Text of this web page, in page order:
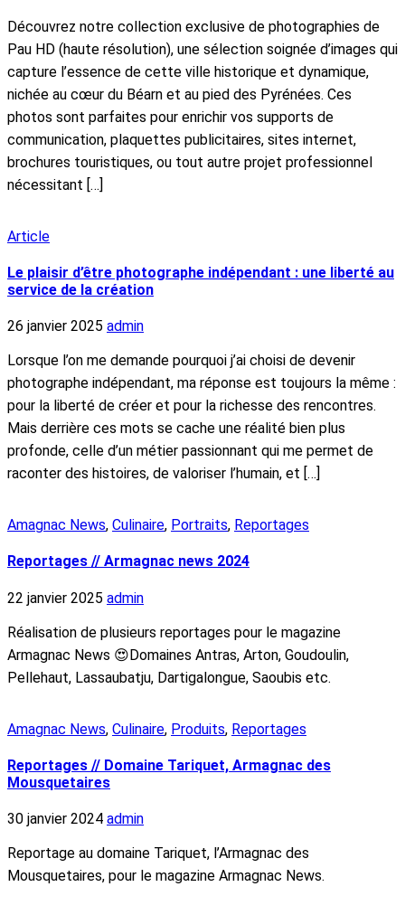
Découvrez notre collection exclusive de photographies de
Pau HD (haute résolution), une sélection soignée d’images qui
capture l’essence de cette ville historique et dynamique,
nichée au cœur du Béarn et au pied des Pyrénées. Ces
photos sont parfaites pour enrichir vos supports de
communication, plaquettes publicitaires, sites internet,
brochures touristiques, ou tout autre projet professionnel
nécessitant […]
Article
Le plaisir d’être photographe indépendant : une liberté au
service de la création
26 janvier 2025 admin
Lorsque l’on me demande pourquoi j’ai choisi de devenir
photographe indépendant, ma réponse est toujours la même :
pour la liberté de créer et pour la richesse des rencontres.
Mais derrière ces mots se cache une réalité bien plus
profonde, celle d’un métier passionnant qui me permet de
raconter des histoires, de valoriser l’humain, et […]
Amagnac News, Culinaire, Portraits, Reportages
Reportages // Armagnac news 2024
22 janvier 2025 admin
Réalisation de plusieurs reportages pour le magazine
Armagnac News 😍Domaines Antras, Arton, Goudoulin,
Pellehaut, Lassaubatju, Dartigalongue, Saoubis etc.
Amagnac News, Culinaire, Produits, Reportages
Reportages // Domaine Tariquet, Armagnac des
Mousquetaires
30 janvier 2024 admin
Reportage au domaine Tariquet, l’Armagnac des
Mousquetaires, pour le magazine Armagnac News.